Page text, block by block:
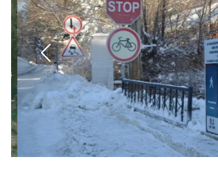
Галерея
Көрнекті жерлер
Өртке қарсы үгіт